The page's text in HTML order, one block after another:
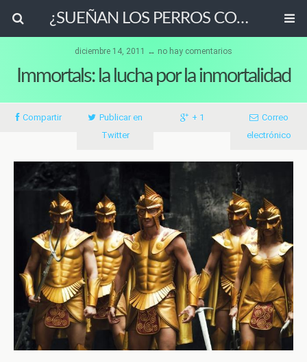
¿SUEÑAN LOS PERROS CON OVEJAS ELÉCTRICAS?
diciembre 14, 2011 ↔ no hay comentarios
Immortals: la lucha por la inmortalidad
Compartir
Publicar en
Twitter
+ 1
Correo
electrónico